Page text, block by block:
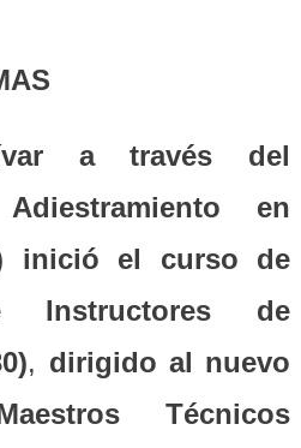
a través del
en
inició el curso de
Instructores de
, dirigido al nuevo
Técnicos